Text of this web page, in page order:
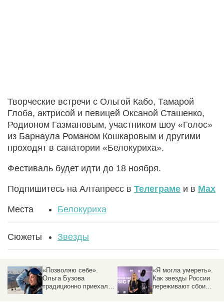
Творческие встречи с Ольгой Кабо, Тамарой
Глоба, актрисой и певицей Оксаной Сташенко,
Родионом Газмановым, участником шоу «Голос»
из Барнаула Романом Кошкаровым и другими
проходят в санатории «Белокуриха».
Фестиваль будет идти до 18 ноября.
Подпишитесь на Алтапресс в Телеграме и в Max
Места Белокуриха
Сюжеты Звезды
«Позволяю себе».
Ольга Бузова
традиционно приехала
«Я могла умереть».
Как звезды России
переживают сбои